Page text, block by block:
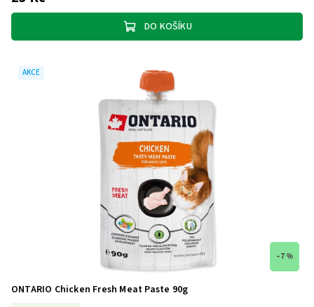
DO KOŠÍKU
AKCE
–7 %
ONTARIO Chicken Fresh Meat Paste 90g